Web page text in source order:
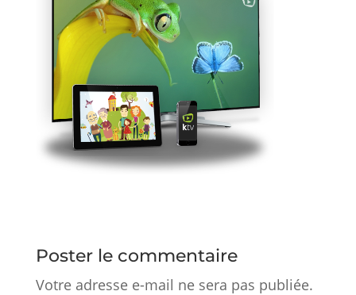
Poster le commentaire
Votre adresse e-mail ne sera pas publiée.